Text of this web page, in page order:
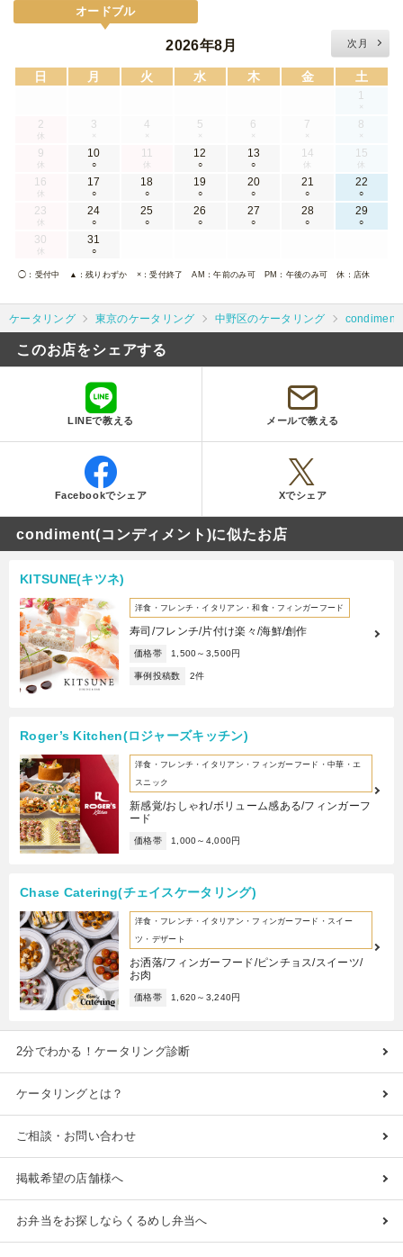
オードブル
2026年8月 次月
日 月 火 水 木 金 土
1
×
2
休
3
×
4
×
5
×
6
×
7
×
8
×
9
休
10
○
11
休
12
○
13
○
14
休
15
休
16
休
17
○
18
○
19
○
20
○
21
○
22
○
23
休
24
○
25
○
26
○
27
○
28
○
29
○
30
休
31
○
◯ ：受付中 ▲ ：残りわずか ×：受付終了 AM ：午前のみ可 PM ：午後のみ可 休 ：店休
ケータリング 東京のケータリング 中野区のケータリング
このお店をシェアする
LINEで教える メールで教える
Facebookでシェア Xでシェア
condiment(コンディメント)に似たお店
KITSUNE(キツネ)
洋食・フレンチ・イタリアン・和食・フィンガーフード
寿司/フレンチ/片付け楽々/海鮮/創作
価格帯 1,500～3,500円
事例投稿数 2件
Roger’s Kitchen(ロジャーズキッチン)
洋食・フレンチ・イタリアン・フィンガーフード・中華・エ
スニック
新感覚/おしゃれ/ボリューム感ある/フィンガーフ
ード
価格帯 1,000～4,000円
Chase Catering(チェイスケータリング)
洋食・フレンチ・イタリアン・フィンガーフード・スイー
ツ・デザート
お洒落/フィンガーフード/ピンチョス/スイーツ/
お肉
価格帯 1,620～3,240円
2分でわかる！ケータリング診断
ケータリングとは？
ご相談・お問い合わせ
掲載希望の店舗様へ
お弁当をお探しならくるめし弁当へ